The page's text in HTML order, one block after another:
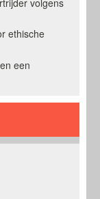
ethische
een